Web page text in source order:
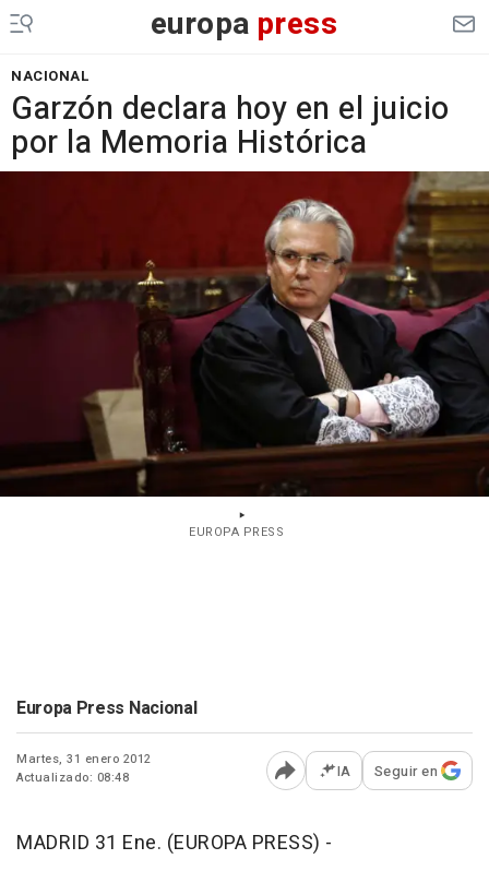
europa press
NACIONAL
Garzón declara hoy en el juicio
por la Memoria Histórica
EUROPA PRESS
Europa Press Nacional
Martes, 31 enero 2012
Actualizado: 08:48
Abrir opciones para
IA Seguir en
MADRID 31 Ene. (EUROPA PRESS) -